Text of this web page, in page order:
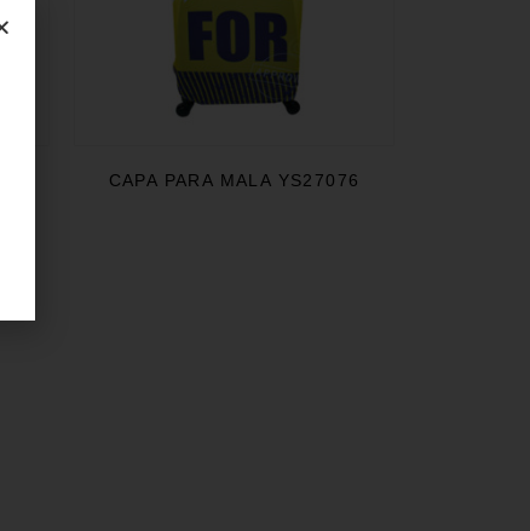
CAPA PARA MALA YS27076